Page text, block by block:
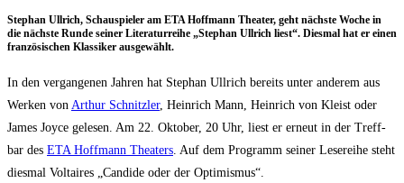
Ste­phan Ull­rich, Schau­spie­ler am ETA Hoff­mann Thea­ter, geht nächs­te Woche in
die nächs­te Run­de sei­ner Lite­ra­tur­rei­he „Ste­phan Ull­rich liest“. Dies­mal hat er einen
fran­zö­si­schen Klas­si­ker ausgewählt.
In den ver­gan­ge­nen Jah­ren hat Ste­phan Ull­rich bereits unter ande­rem aus
Wer­ken von Arthur Schnitz­ler, Hein­rich Mann, Hein­rich von Kleist oder
James Joy­ce gele­sen. Am 22. Okto­ber, 20 Uhr, liest er erneut in der Treff­
bar des ETA Hoff­mann Thea­ters . Auf dem Pro­gramm sei­ner Lese­rei­he steht
dies­mal Vol­taires „Can­di­de oder der Optimismus“.